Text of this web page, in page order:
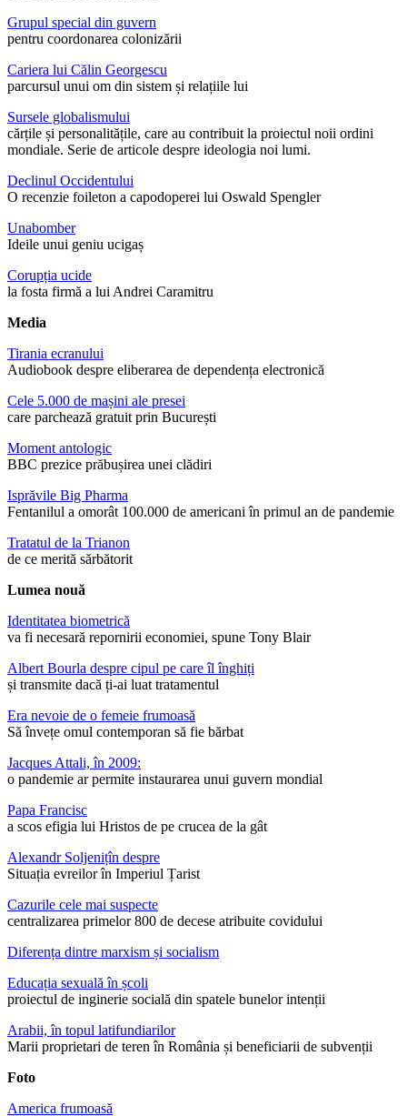
Grupul special din guvern
pentru coordonarea colonizării
Cariera lui Călin Georgescu
parcursul unui om din sistem și relațiile lui
Sursele globalismului
cărțile și personalitățile, care au contribuit la proiectul noii ordini
mondiale. Serie de articole despre ideologia noi lumi.
Declinul Occidentului
O recenzie foileton a capodoperei lui Oswald Spengler
Unabomber
Ideile unui geniu ucigaș
Corupția ucide
la fosta firmă a lui Andrei Caramitru
Media
Tirania ecranului
Audiobook despre eliberarea de dependența electronică
Cele 5.000 de mașini ale presei
care parchează gratuit prin București
Moment antologic
BBC prezice prăbușirea unei clădiri
Isprăvile Big Pharma
Fentanilul a omorât 100.000 de americani în primul an de pandemie
Tratatul de la Trianon
de ce merită sărbătorit
Lumea nouă
Identitatea biometrică
va fi necesară repornirii economiei, spune Tony Blair
Albert Bourla despre cipul pe care îl înghiți
și transmite dacă ți-ai luat tratamentul
Era nevoie de o femeie frumoasă
Să învețe omul contemporan să fie bărbat
Jacques Attali, în 2009:
o pandemie ar permite instaurarea unui guvern mondial
Papa Francisc
a scos efigia lui Hristos de pe crucea de la gât
Alexandr Soljenițîn despre
Situația evreilor în Imperiul Țarist
Cazurile cele mai suspecte
centralizarea primelor 800 de decese atribuite covidului
Diferența dintre marxism și socialism
Educația sexuală în școli
proiectul de inginerie socială din spatele bunelor intenții
Arabii, în topul latifundiarilor
Marii proprietari de teren în România și beneficiarii de subvenții
Foto
America frumoasă